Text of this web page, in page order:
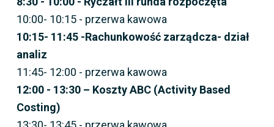
10:00- 10:15 - przerwa kawowa
10:15- 11:45 -Rachunkowość zarządcza- dział
analiz
11:45- 12:00 - przerwa kawowa
12:00 - 13:30 – Koszty ABC (Activity Based
Costing)